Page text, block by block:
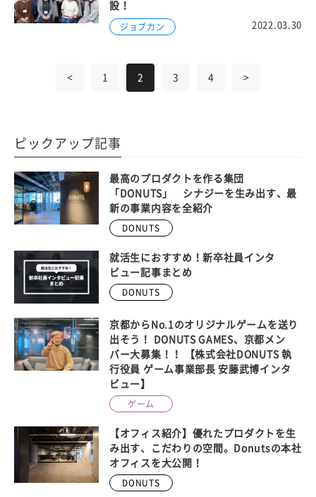
ジョブカン 2022.03.30
設！
< 1 2 3 4 >
ピックアップ記事
最高のプロダクトを作る集団
「DONUTS」 シナジーを生み出す、最
新の事業内容を全紹介
DONUTS
就活生におすすめ！新卒社員インタ
ビュー記事まとめ
DONUTS
京都からNo.1のオリジナルゲームを送り
出そう！ DONUTS GAMES、京都メン
バー大募集！！ 【株式会社DONUTS 執
行役員 ゲーム事業部長 安藤武博インタ
ビュー】
ゲーム
【オフィス紹介】優れたプロダクトを生
み出す、こだわりの空間。Donutsの本社
オフィスを大公開！
DONUTS